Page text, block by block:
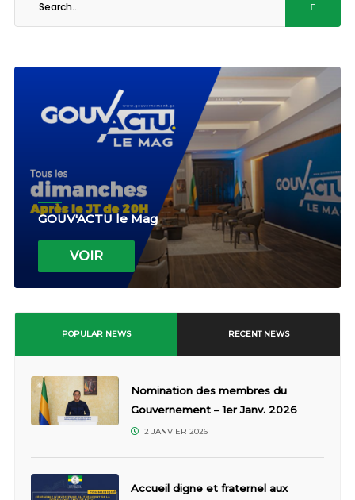
GOUV'ACTU le Mag
VOIR
POPULAR NEWS RECENT NEWS
Nomination des membres du
Gouvernement – 1er Janv. 2026
2 JANVIER 2026
Accueil digne et fraternel aux